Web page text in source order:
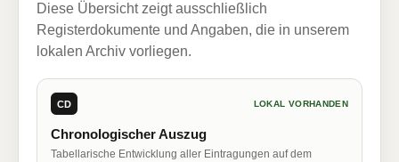
Diese Übersicht zeigt ausschließlich
Registerdokumente und Angaben, die in unserem
lokalen Archiv vorliegen.
CD LOKAL VORHANDEN
Chronologischer Auszug
Tabellarische Entwicklung aller Eintragungen auf dem